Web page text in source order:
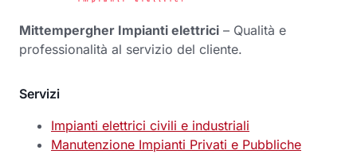
Mittempergher Impianti elettrici – Qualità e
professionalità al servizio del cliente.
Servizi
Impianti elettrici civili e industriali
Manutenzione Impianti Privati e Pubbliche